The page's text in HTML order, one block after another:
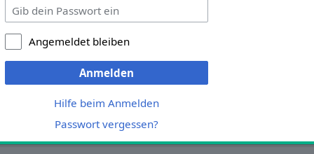
Angemeldet bleiben
Anmelden
Hilfe beim Anmelden
Passwort vergessen?